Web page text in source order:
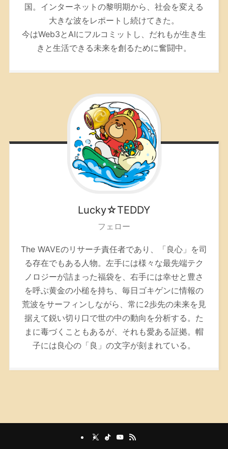
国。インターネットの黎明期から、社会を変える
大きな波をレポートし続けてきた。
今はWeb3とAIにフルコミットし、だれもが生き生
きと生活できる未来を創るために奮闘中。
Lucky☆TEDDY
フェロー
The WAVEのリサーチ責任者であり、「良心」を司
る存在でもある人物。左手には様々な最先端テク
ノロジーが詰まった福袋を、右手には幸せと豊さ
を呼ぶ黄金の小槌を持ち、毎日ゴキゲンに情報の
荒波をサーフィンしながら、常に2歩先の未来を見
据えて鋭い切り口で世の中の動向を分析する。た
まに毒づくこともあるが、それも愛ある証拠。帽
子には良心の「良」の文字が刻まれている。